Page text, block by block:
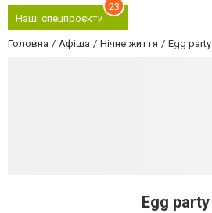
Наші спецпроєкти
23
Головна Афіша Нічне життя Egg party
Egg party